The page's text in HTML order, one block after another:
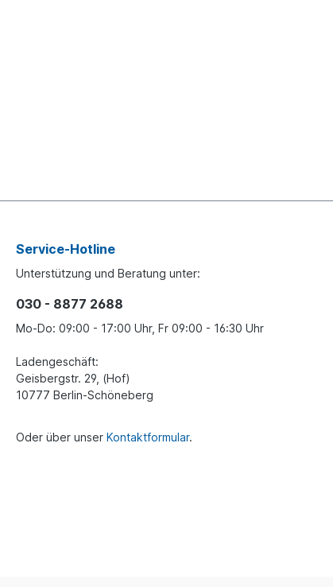
Service-Hotline
Unterstützung und Beratung unter:
030 - 8877 2688
Mo-Do: 09:00 - 17:00 Uhr, Fr 09:00 - 16:30 Uhr
Ladengeschäft:
Geisbergstr. 29, (Hof)
10777 Berlin-Schöneberg
Oder über unser Kontaktformular.